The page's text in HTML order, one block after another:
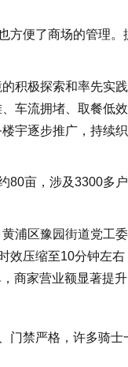
方便了商场的管理
积极探索和率先实
车流拥堵、取餐低
宇逐步推广，持续
80亩，涉及3300多
浦区豫园街道党工
压缩至10分钟左
商家营业额显著提升
门禁严格，许多骑